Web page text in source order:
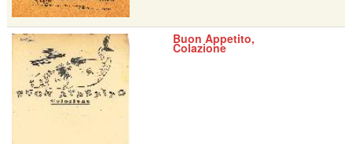
Buon Appetito,
Colazione